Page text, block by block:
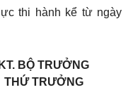
thi hành kể từ ngày
KT. BỘ TRƯỞNG
THỨ TRƯỞNG